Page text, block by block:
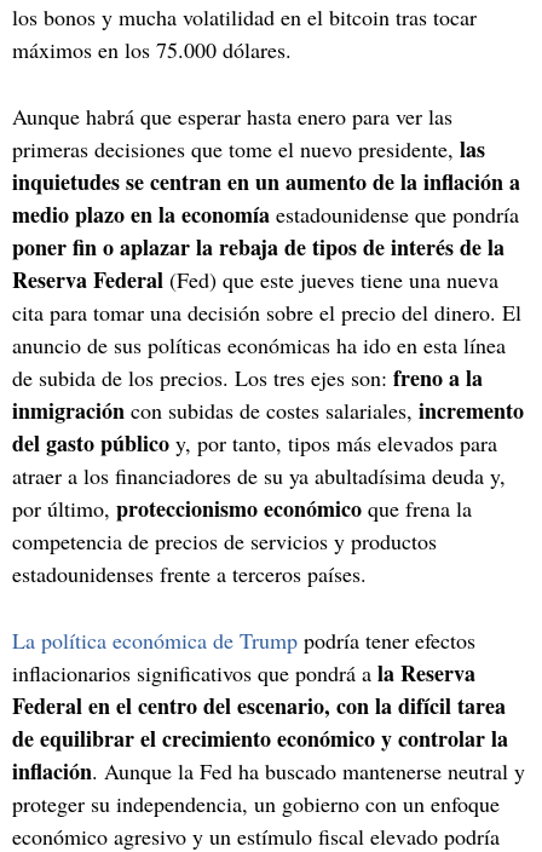
los bonos y mucha volatilidad en el bitcoin tras tocar
máximos en los 75.000 dólares.
Aunque habrá que esperar hasta enero para ver las
primeras decisiones que tome el nuevo presidente, las
inquietudes se centran en un aumento de la inflación a
medio plazo en la economía estadounidense que pondría
poner fin o aplazar la rebaja de tipos de interés de la
ReservaFederal (Fed) que este jueves tiene una nueva
cita para tomar una decisión sobre el precio del dinero. El
anuncio de sus políticas económicas ha ido en esta línea
de subida de los precios. Los tres ejes son: freno a la
inmigración con subidas de costes salariales, incremento
del gasto público y, por tanto, tipos más elevados para
atraer a los financiadores de su ya abultadísima deuda y,
por último, proteccionismo económico que frena la
competencia de precios de servicios y productos
estadounidenses frente a terceros países.
La política económica de Trump podría tener efectos
inflacionarios significativos que pondrá a la Reserva
Federal en el centro del escenario, con la difícil tarea
de equilibrar el crecimiento económico y controlar la
inflación. Aunque la Fed ha buscado mantenerse neutral y
proteger su independencia, un gobierno con un enfoque
económico agresivo y un estímulo fiscal elevado podría